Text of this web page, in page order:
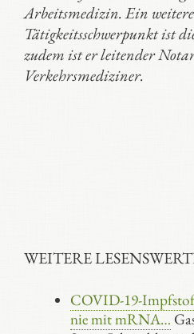
Arbeitsmedizin. Ein
Tätigkeitsschwerpunkt ist
zudem ist er leitender
Verkehrsmediziner.
WEITERE
COVID-19-
nie mit mRNA…